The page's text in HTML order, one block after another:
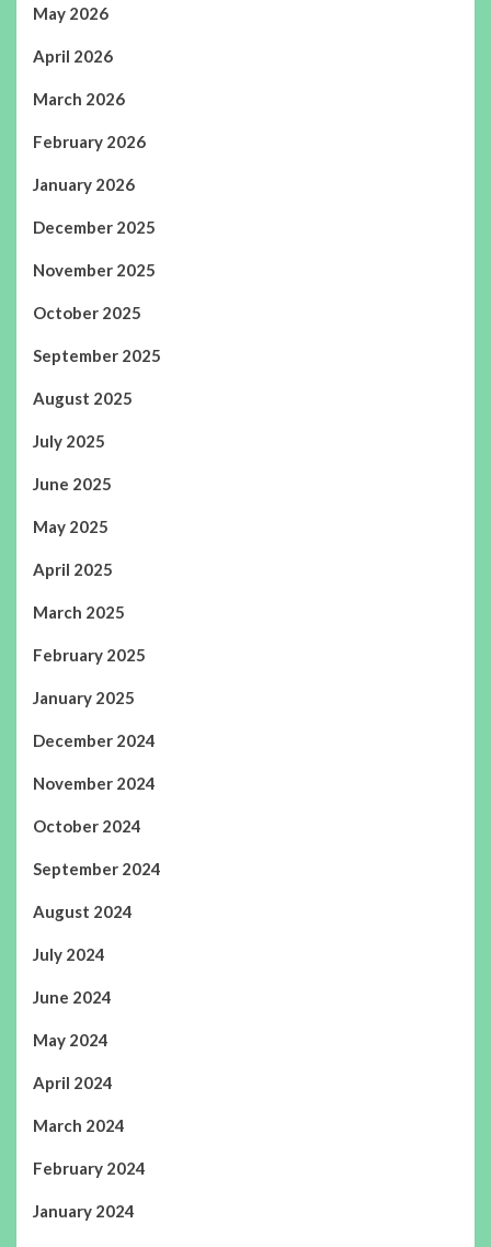
May 2026
April 2026
March 2026
February 2026
January 2026
December 2025
November 2025
October 2025
September 2025
August 2025
July 2025
June 2025
May 2025
April 2025
March 2025
February 2025
January 2025
December 2024
November 2024
October 2024
September 2024
August 2024
July 2024
June 2024
May 2024
April 2024
March 2024
February 2024
January 2024